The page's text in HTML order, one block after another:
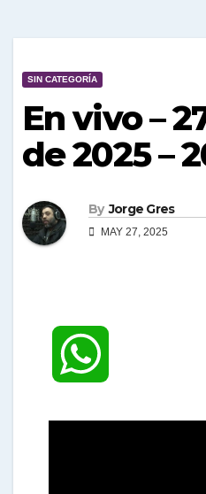
SIN CATEGORÍA
En vivo –
de 2025 –
By Jorge Gres
MAY 27, 2025